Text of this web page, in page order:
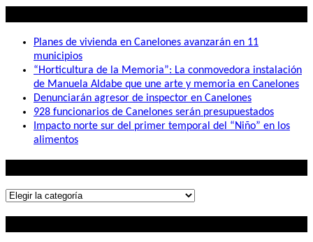
Planes de vivienda en Canelones avanzarán en 11
municipios
“Horticultura de la Memoria”: La conmovedora instalación
de Manuela Aldabe que une arte y memoria en Canelones
Denunciarán agresor de inspector en Canelones
928 funcionarios de Canelones serán presupuestados
Impacto norte sur del primer temporal del “Niño” en los
alimentos
Lo